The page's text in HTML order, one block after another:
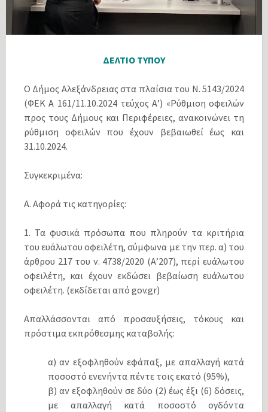
ΔΕΛΤΙΟ ΤΥΠΟΥ
Ο Δήμος Αλεξάνδρειας στα πλαίσια του Ν. 5143/2024
(ΦΕΚ Α 161/11.10.2024 τεύχος Α’) «Ρύθμιση οφειλών
προς τους Δήμους και Περιφέρειες, ανακοινώνει τη
ρύθμιση οφειλών που έχουν βεβαιωθεί έως και
31.10.2024.
Συγκεκριμένα:
Α. Αφορά τις κατηγορίες:
1. Τα φυσικά πρόσωπα που πληρούν τα κριτήρια
του ευάλωτου οφειλέτη, σύμφωνα με την περ. α) του
άρθρου 217 του ν. 4738/2020 (Α’207), περί ευάλωτου
οφειλέτη, και έχουν εκδώσει βεβαίωση ευάλωτου
οφειλέτη. (εκδίδεται από gov.gr)
Απαλλάσσονται από προσαυξήσεις, τόκους και
πρόστιμα εκπρόθεσμης καταβολής:
α) αν εξοφληθούν εφάπαξ, με απαλλαγή κατά
ποσοστό ενενήντα πέντε τοις εκατό (95%),
β) αν εξοφληθούν σε δύο (2) έως έξι (6) δόσεις,
με απαλλαγή κατά ποσοστό ογδόντα